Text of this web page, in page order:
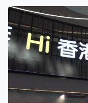
擊，被告行兇後，
明他當時精神完全正
被告與死者互不相識
犯罪動機，主張被
導陪審團，預計周二